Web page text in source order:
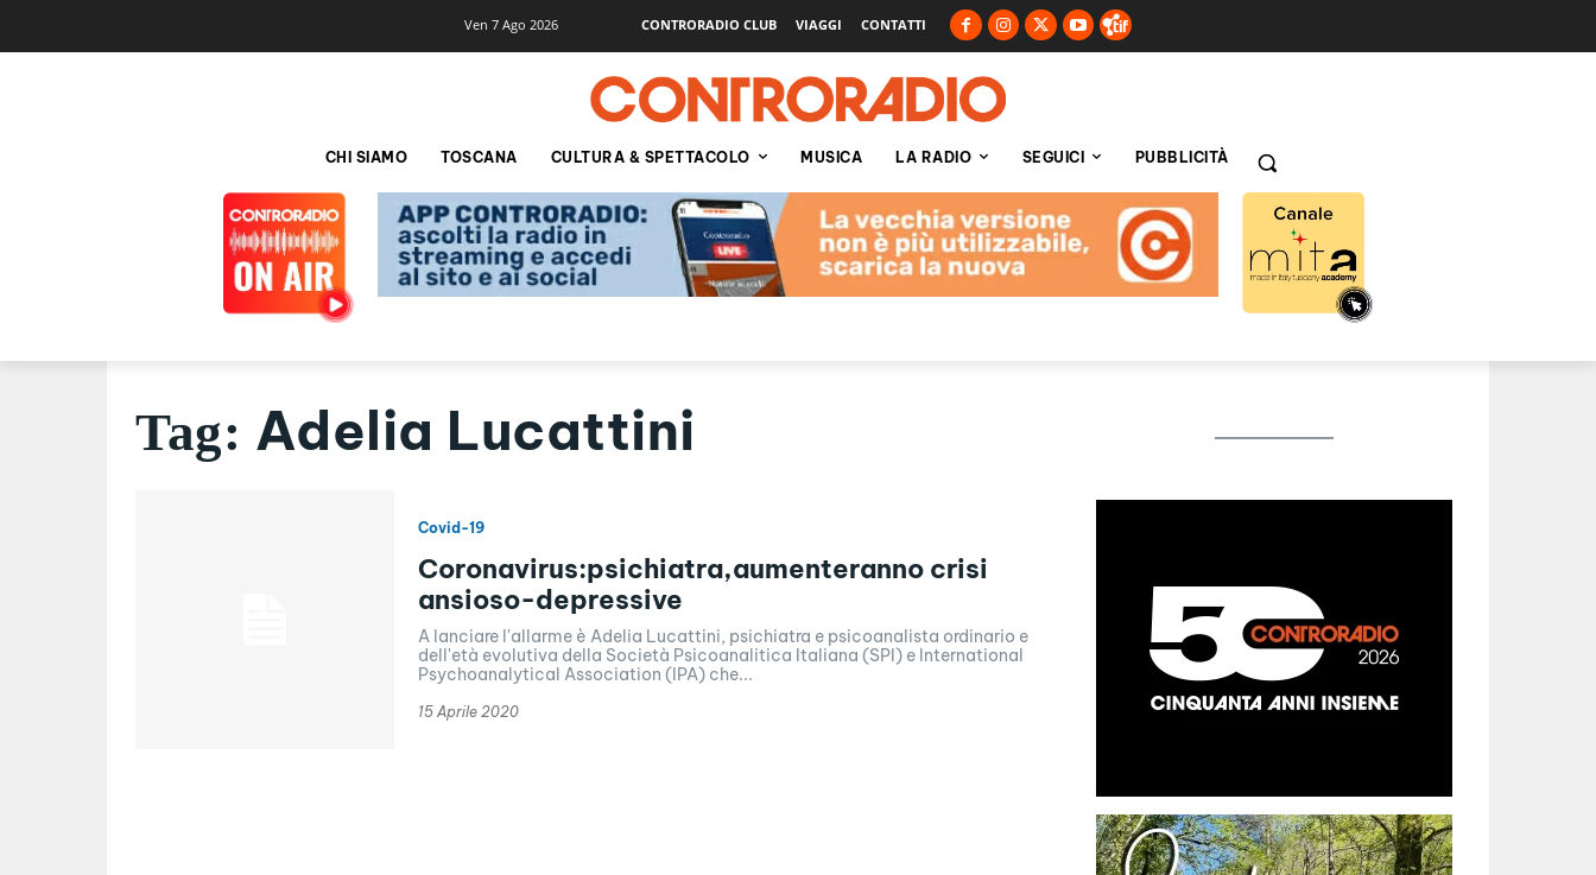
Ven 7 Ago 2026 CONTRORADIO CLUB VIAGGI CONTATTI
CHI SIAMO TOSCANA CULTURA & SPETTACOLO MUSICA LA RADIO SEGUICI PUBBLICITÀ
Tag: Adelia Lucattini
Covid-19
Coronavirus:psichiatra,aumenteranno crisi
ansioso-depressive
A lanciare l'allarme è Adelia Lucattini, psichiatra e psicoanalista ordinario e
dell'età evolutiva della Società Psicoanalitica Italiana (SPI) e International
Psychoanalytical Association (IPA) che...
15 Aprile 2020